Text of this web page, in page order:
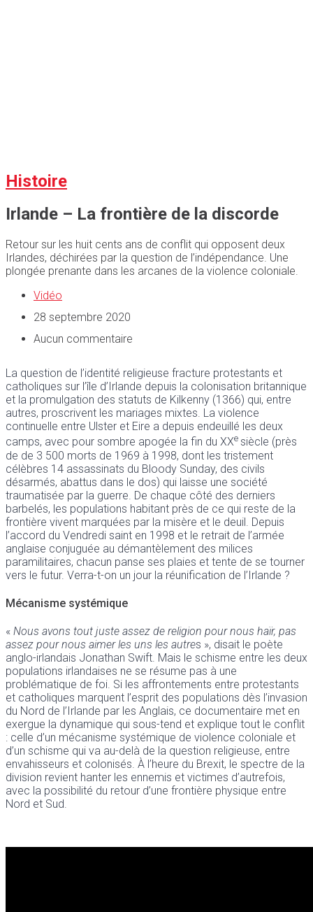
Histoire
Irlande – La frontière de la discorde
Retour sur les huit cents ans de conflit qui opposent deux
Irlandes, déchirées par la question de l’indépendance. Une
plongée prenante dans les arcanes de la violence coloniale.
Vidéo
28 septembre 2020
Aucun commentaire
La question de l’identité religieuse fracture protestants et
catholiques sur l’île d’Irlande depuis la colonisation britannique
et la promulgation des statuts de Kilkenny (1366) qui, entre
autres, proscrivent les mariages mixtes. La violence
continuelle entre Ulster et Eire a depuis endeuillé les deux
camps, avec pour sombre apogée la fin du XXe siècle (près
de de 3 500 morts de 1969 à 1998, dont les tristement
célèbres 14 assassinats du Bloody Sunday, des civils
désarmés, abattus dans le dos) qui laisse une société
traumatisée par la guerre. De chaque côté des derniers
barbelés, les populations habitant près de ce qui reste de la
frontière vivent marquées par la misère et le deuil. Depuis
l’accord du Vendredi saint en 1998 et le retrait de l’armée
anglaise conjuguée au démantèlement des milices
paramilitaires, chacun panse ses plaies et tente de se tourner
vers le futur. Verra-t-on un jour la réunification de l’Irlande ?
Mécanisme systémique
« Nous avons tout juste assez de religion pour nous haïr, pas
assez pour nous aimer les uns les autres », disait le poète
anglo-irlandais Jonathan Swift. Mais le schisme entre les deux
populations irlandaises ne se résume pas à une
problématique de foi. Si les affrontements entre protestants
et catholiques marquent l’esprit des populations dès l’invasion
du Nord de l’Irlande par les Anglais, ce documentaire met en
exergue la dynamique qui sous-tend et explique tout le conflit
: celle d’un mécanisme systémique de violence coloniale et
d’un schisme qui va au-delà de la question religieuse, entre
envahisseurs et colonisés. À l’heure du Brexit, le spectre de la
division revient hanter les ennemis et victimes d’autrefois,
avec la possibilité du retour d’une frontière physique entre
Nord et Sud.